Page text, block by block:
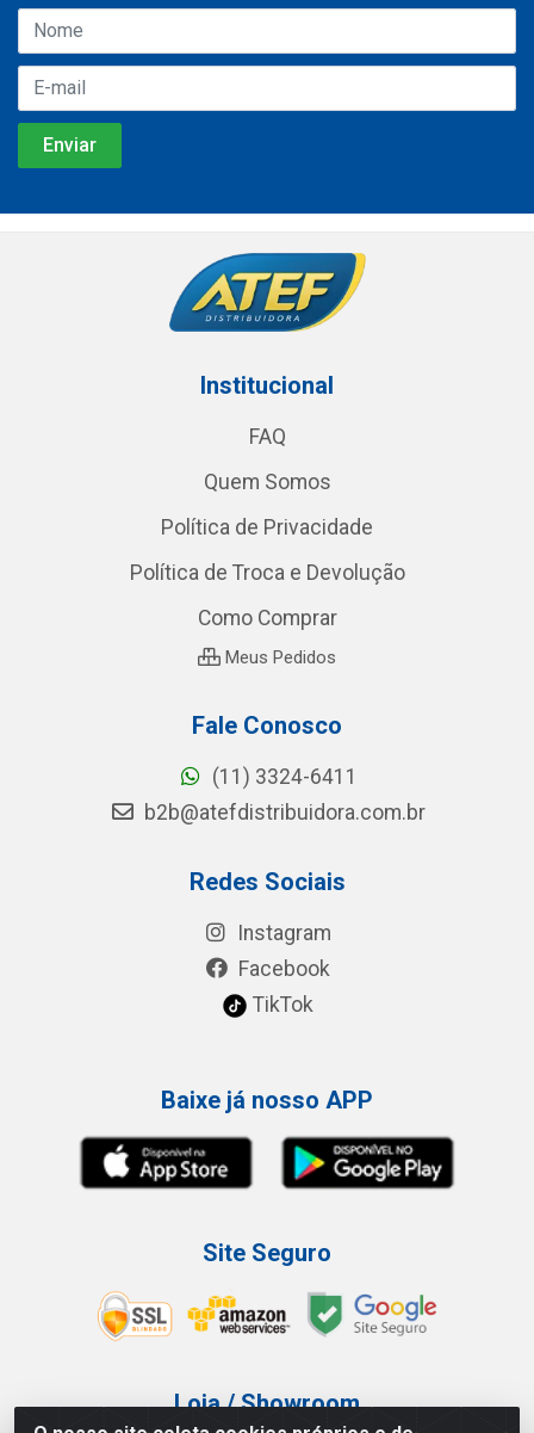
Institucional
FAQ
Quem Somos
Política de Privacidade
Política de Troca e Devolução
Como Comprar
Meus Pedidos
Fale Conosco
(11) 3324-6411
b2b@atefdistribuidora.com.br
Redes Sociais
Instagram
Facebook
TikTok
Baixe já nosso APP
Site Seguro
Loja / Showroom